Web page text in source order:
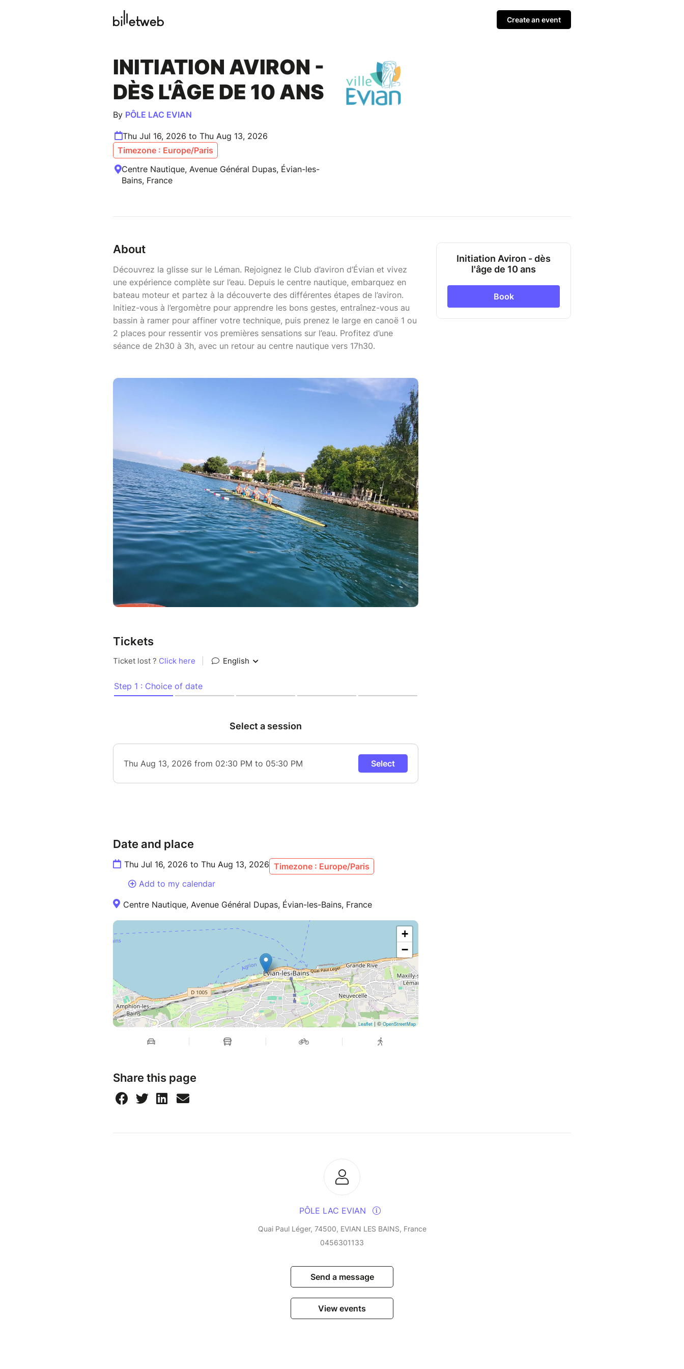
Create an event
INITIATION AVIRON -
DÈS L'ÂGE DE 10 ANS
By PÔLE LAC EVIAN
Thu Jul 16, 2026 to Thu Aug 13, 2026
Timezone : Europe/Paris
Centre Nautique, Avenue Général Dupas, Évian-les-
Bains, France
About
Découvrez la glisse sur le Léman. Rejoignez le Club d’aviron d’Évian et vivez
une expérience complète sur l’eau. Depuis le centre nautique, embarquez en
bateau moteur et partez à la découverte des différentes étapes de l’aviron.
Initiez-vous à l’ergomètre pour apprendre les bons gestes, entraînez-vous au
bassin à ramer pour affiner votre technique, puis prenez le large en canoë 1 ou
2 places pour ressentir vos premières sensations sur l’eau. Profitez d’une
séance de 2h30 à 3h, avec un retour au centre nautique vers 17h30.
Tickets
Date and place
Thu Jul 16, 2026 to Thu Aug 13, 2026 Timezone : Europe/Paris
Add to my calendar
Centre Nautique, Avenue Général Dupas, Évian-les-Bains, France
+
−
Leaflet | © OpenStreetMap
Share this page
Initiation Aviron - dès
l'âge de 10 ans
Book
PÔLE LAC EVIAN
Quai Paul Léger, 74500, EVIAN LES BAINS, France
0456301133
Send a message
View events